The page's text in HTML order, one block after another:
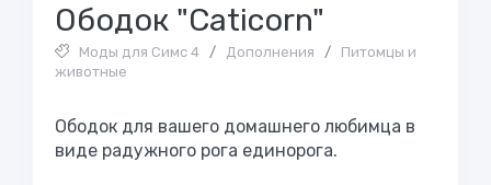
Ободок "Caticorn"
Моды для Симс 4 / Дополнения /
Питомцы и
животные
Ободок для вашего домашнего любимца в
виде радужного рога единорога.